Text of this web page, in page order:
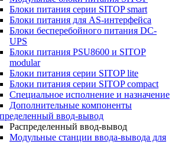
Блоки питания серии SITOP smart
Блоки питания для AS-интерфейса
Блоки бесперебойного питания DC-
UPS
Блоки питания PSU8600 и SITOP
modular
Блоки питания серии SITOP lite
Блоки питания серии SITOP compact
Специальное исполнение и назначение
Дополнительные компоненты
ввод-вывод
Распределенный ввод-вывод
Модульные станции ввода-вывода для